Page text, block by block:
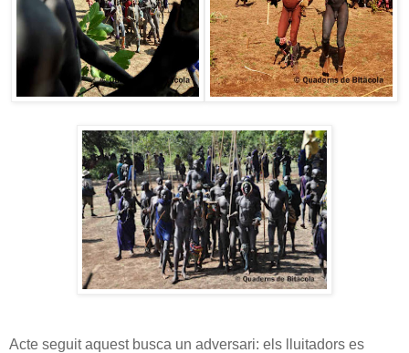
Acte seguit aquest busca un adversari: els lluitadors es